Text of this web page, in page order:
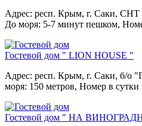
Адрес: респ. Крым, г. Саки, СНТ
До моря: 5-7 минут пешком,
Гостевой дом " LION HOUSE "
Адрес: респ. Крым, г. Саки, б/о
моря: 150 метров, Номер в сутки
Гостевой дом " НА